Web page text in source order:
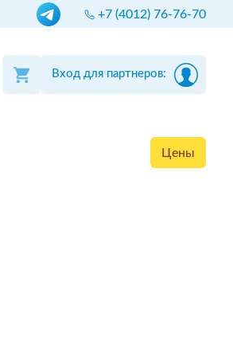
+7 (4012) 76-76-70
Вход для партнеров:
Цены